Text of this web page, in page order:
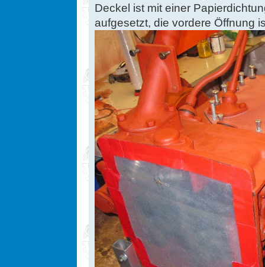
Deckel ist mit einer
aufgesetzt, die vordere Öffnung